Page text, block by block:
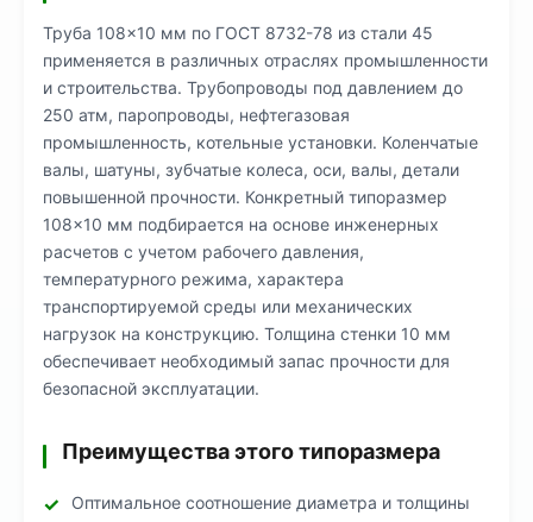
Труба 108×10 мм по ГОСТ 8732-78 из стали 45
применяется в различных отраслях промышленности
и строительства. Трубопроводы под давлением до
250 атм, паропроводы, нефтегазовая
промышленность, котельные установки. Коленчатые
валы, шатуны, зубчатые колеса, оси, валы, детали
повышенной прочности. Конкретный типоразмер
108×10 мм подбирается на основе инженерных
расчетов с учетом рабочего давления,
температурного режима, характера
транспортируемой среды или механических
нагрузок на конструкцию. Толщина стенки 10 мм
обеспечивает необходимый запас прочности для
безопасной эксплуатации.
Преимущества этого типоразмера
Оптимальное соотношение диаметра и толщины